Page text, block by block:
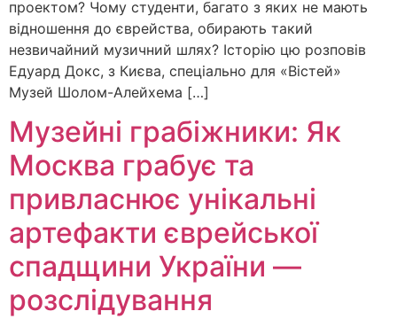
проектом? Чому студенти, багато з яких не мають
відношення до єврейства, обирають такий
незвичайний музичний шлях? Історію цю розповів
Едуард Докс, з Києва, спеціально для «Вістей»
Музей Шолом-Алейхема […]
Музейні грабіжники: Як
Москва грабує та
привласнює унікальні
артефакти єврейської
спадщини України —
розслідування